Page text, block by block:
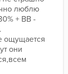
люблю
+ BB -
ощущается
они